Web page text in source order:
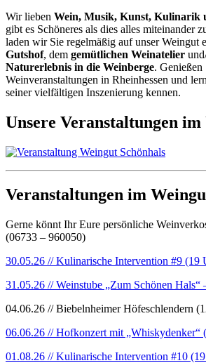
Wir lieben Wein, Musik, Kunst, Kulinarik
gibt es Schöneres als dies alles miteinander
laden wir Sie regelmäßig auf unser Weingut
Gutshof, dem gemütlichen Weinatelier
Naturerlebnis in die Weinberge. Genießen
Weinveranstaltungen in Rheinhessen und
seiner vielfältigen Inszenierung kennen.
Unsere Veranstaltungen
Veranstaltungen im
Gerne könnt Ihr Eure persönliche
(06733 – 960050)
30.05.26 // Kulinarische Intervention #9 (19
31.05.26 // Weinstube „Zum Schönen
04.06.26 // Biebelnheimer Höfeschlendern
06.06.26 // Hofkonzert mit „Whiskydenker“
01.08.26 // Kulinarische Intervention #10